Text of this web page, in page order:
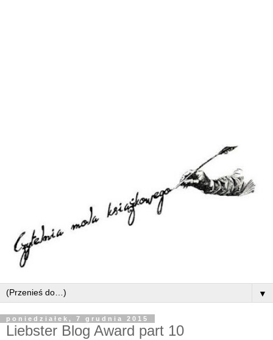
▼
poniedziałek, 7 grudnia 2015
Liebster Blog Award part 10